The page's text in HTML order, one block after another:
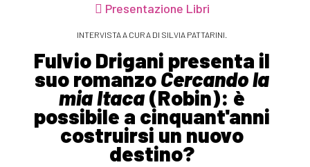
Presentazione Libri
INTERVISTA A CURA DI SILVIA PATTARINI.
Fulvio Drigani presenta il
suo romanzoCercando la
mia Itaca(Robin): è
possibile a cinquant'anni
costruirsi un nuovo
destino?